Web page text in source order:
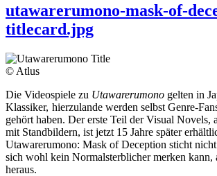
utawarerumono-mask-of-
titlecard.jpg
© Atlus
Die Videospiele zu Utawarerumono gelten in
Klassiker, hierzulande werden selbst Genre-
gehört haben. Der erste Teil der Visual Novels,
mit Standbildern, ist jetzt 15 Jahre später
Utawarerumono: Mask of Deception sticht
sich wohl kein Normalsterblicher merken kann,
heraus.